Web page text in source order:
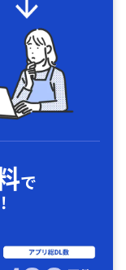
で